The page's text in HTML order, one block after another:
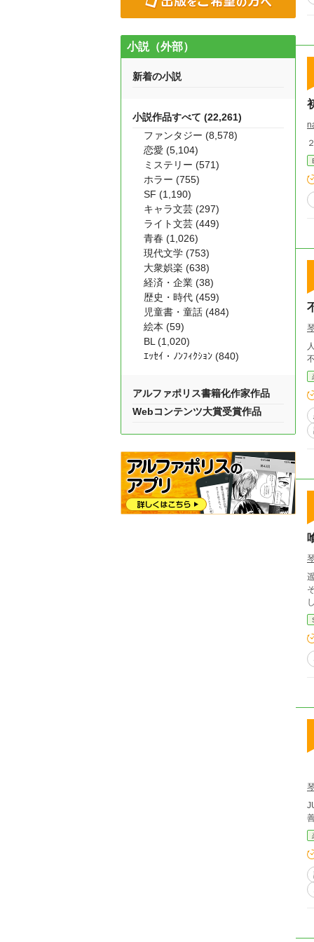
そ
小説（外部）
新着の小説
小説作品すべて (22,261)
ファンタジー (8,578)
恋愛 (5,104)
ミステリー (571)
ホラー (755)
SF (1,190)
キャラ文芸 (297)
ライト文芸 (449)
青春 (1,026)
現代文学 (753)
大衆娯楽 (638)
経済・企業 (38)
歴史・時代 (459)
児童書・童話 (484)
絵本 (59)
BL (1,020)
ｴｯｾｲ・ﾉﾝﾌｨｸｼｮﾝ (840)
アルファポリス書籍化作家作品
Webコンテンツ大賞受賞作品